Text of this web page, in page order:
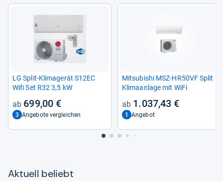
LG Split-​Kli­ma­ge­rät S12EC
Wifi Set R32 3,5 kW
699,00 €
3 Angebote vergleichen
Mit­sub­ishi MSZ-​HR50VF Split
Kli­ma­an­lage mit WiFi
1.037,43 €
1 Angebot
Aktu­ell beliebt